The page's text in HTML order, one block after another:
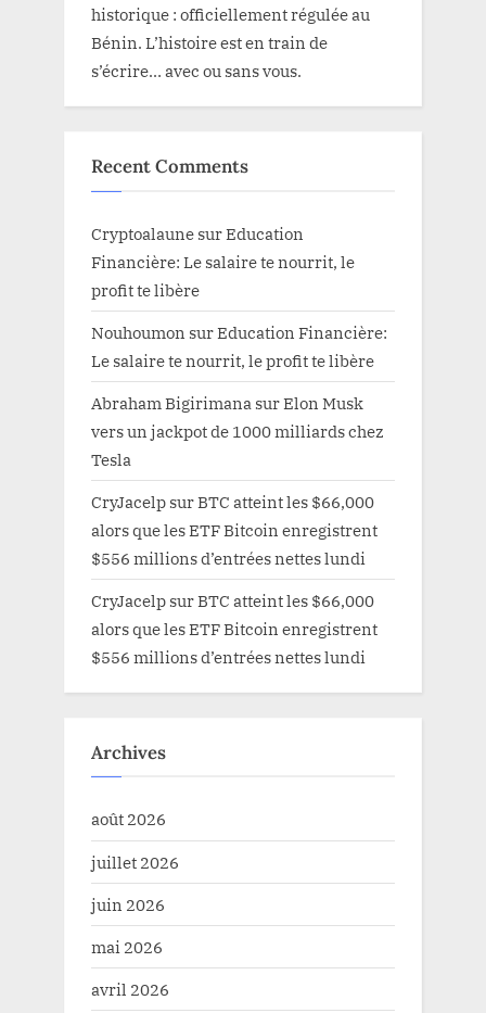
historique : officiellement régulée au
Bénin. L’histoire est en train de
s’écrire… avec ou sans vous.
Recent Comments
Cryptoalaune surEducation
Financière: Le salaire te nourrit, le
profit te libère
Nouhoumon surEducation Financière:
Le salaire te nourrit, le profit te libère
Abraham Bigirimana surElon Musk
vers un jackpot de 1000 milliards chez
Tesla
CryJacelp surBTC atteint les $66,000
alors que les ETF Bitcoin enregistrent
$556 millions d’entrées nettes lundi
CryJacelp surBTC atteint les $66,000
alors que les ETF Bitcoin enregistrent
$556 millions d’entrées nettes lundi
Archives
août 2026
juillet 2026
juin 2026
mai 2026
avril 2026